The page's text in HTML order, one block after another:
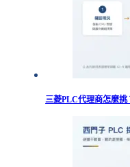
三菱PLC代理商怎麼